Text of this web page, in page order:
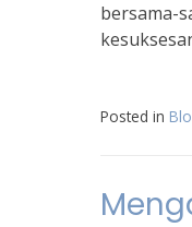
bersama-
Posted in